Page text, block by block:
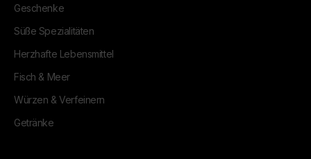
Geschenke
Süße Spezialitäten
Herzhafte Lebensmittel
Fisch & Meer
Würzen & Verfeinern
Getränke